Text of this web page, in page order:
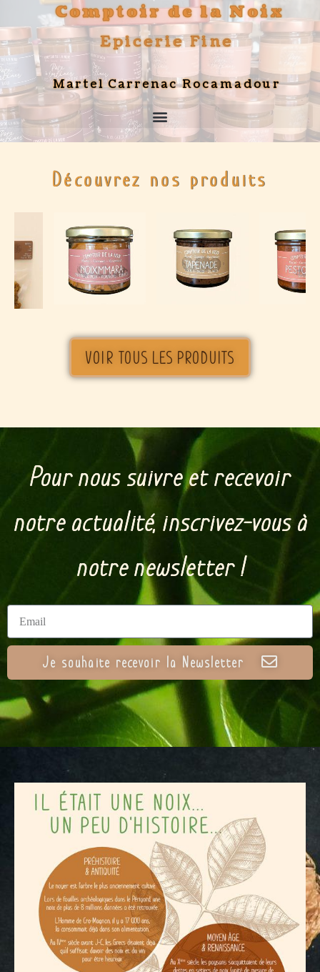
Comptoir de la Noix
Epicerie Fine
Martel CarrenacRocamadour
Découvrez nos produits
VOIR TOUS LES PRODUITS
Pour nous suivre et recevoir
notre actualité, inscrivez-vous à
notre newsletter !
Je souhaite recevoir la Newsletter